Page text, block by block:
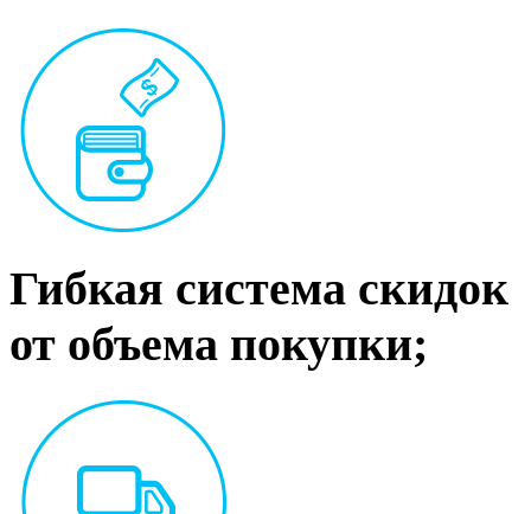
Гибкая система скидок
от объема покупки;